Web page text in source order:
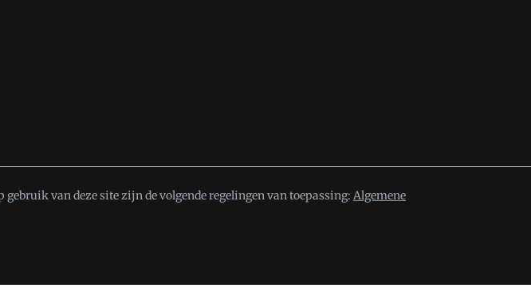
gebruik van deze site zijn de volgende regelingen van toepassing: Algemene